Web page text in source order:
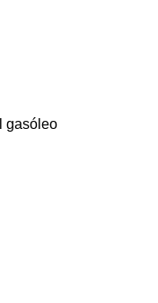
gasóleo